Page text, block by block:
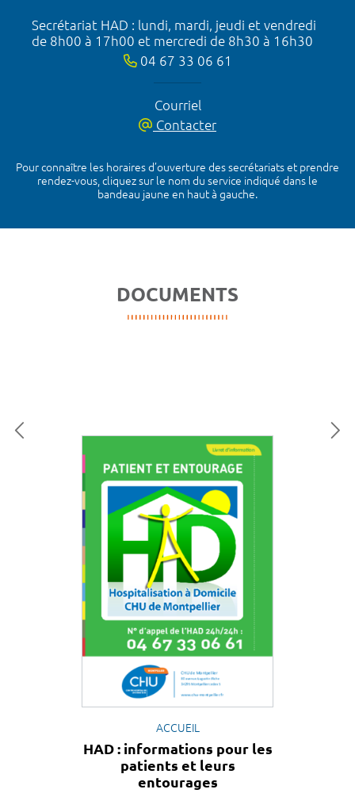
Secrétariat HAD : lundi, mardi, jeudi et vendredi
de 8h00 à 17h00 et mercredi de 8h30 à 16h30
04 67 33 06 61
Courriel
Contacter
Pour connaître les horaires d’ouverture des secrétariats et prendre
rendez-vous, cliquez sur le nom du service indiqué dans le
bandeau jaune en haut à gauche.
DOCUMENTS
ACCUEIL
HAD : informations pour les
patients et leurs
entourages